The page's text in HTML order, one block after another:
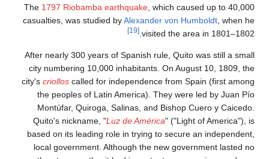
The1797 Riobamba earthquake, which caused up
casualties, was studied byAlexander von Humboldt
visited the area in
After nearly 300 years of Spanish rule, Quito was
city numbering 10,000 inhabitants. On August 10,
city'scriolloscalled for independence from Spain
the peoples of Latin America). They were led by
Montúfar, Quiroga, Salinas, and Bishop Cuero y
Quito's nickname, "Luz de América" ("Light of
based on its leading role in trying to secure an
local government. Although the new government